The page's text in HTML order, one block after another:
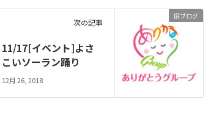
旧ブログ
次の記事
11/17[イベント]よさ
こいソーラン踊り
12月 26, 2018